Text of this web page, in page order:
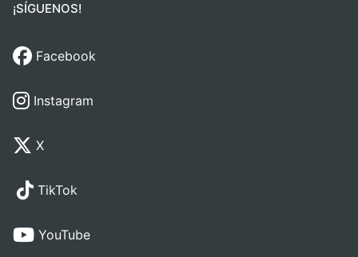
¡SÍGUENOS!
Facebook
Instagram
X
TikTok
YouTube